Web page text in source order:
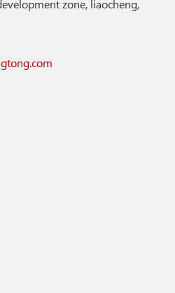
zone, liaocheng,